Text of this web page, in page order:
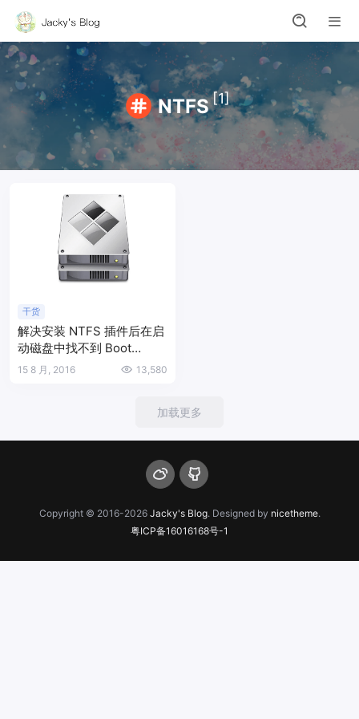
NTFS[1]
干货
解决安装 NTFS 插件后在启
动磁盘中找不到 Boot
Camp 的问题
15 8 月, 2016 13,580
加载更多
Copyright © 2016-2026 Jacky's Blog. Designed by nicetheme.
粤ICP备16016168号-1